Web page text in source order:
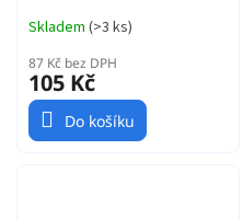
Skladem (>3 ks)
87 Kč bez DPH
105 Kč
Do košíku